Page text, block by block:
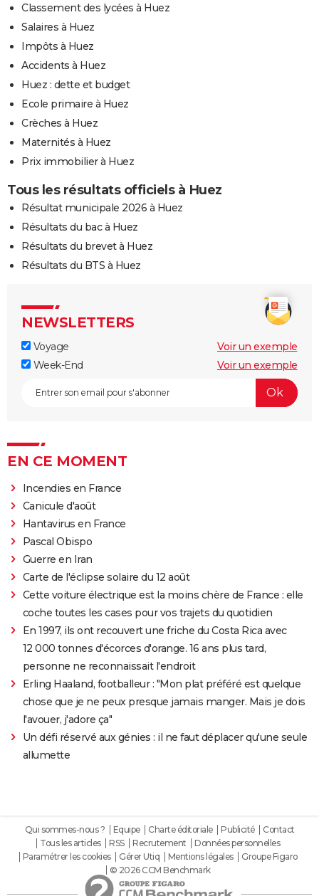
Classement des lycées à Huez
Salaires à Huez
Impôts à Huez
Accidents à Huez
Huez : dette et budget
Ecole primaire à Huez
Crèches à Huez
Maternités à Huez
Prix immobilier à Huez
Tous les résultats officiels à Huez
Résultat municipale 2026 à Huez
Résultats du bac à Huez
Résultats du brevet à Huez
Résultats du BTS à Huez
NEWSLETTERS
Voyage
Voir un exemple
Week-End
Voir un exemple
EN CE MOMENT
Incendies en France
Canicule d'août
Hantavirus en France
Pascal Obispo
Guerre en Iran
Carte de l'éclipse solaire du 12 août
Cette voiture électrique est la moins chère de France : elle
coche toutes les cases pour vos trajets du quotidien
En 1997, ils ont recouvert une friche du Costa Rica avec
12 000 tonnes d'écorces d'orange. 16 ans plus tard,
personne ne reconnaissait l'endroit
Erling Haaland, footballeur : "Mon plat préféré est quelque
chose que je ne peux presque jamais manger. Mais je dois
l'avouer, j'adore ça"
Un défi réservé aux génies : il ne faut déplacer qu'une seule
allumette
Qui sommes-nous ? Equipe Charte éditoriale Publicité
Contact
Tous les articles
RSS Recrutement
Données personnelles
Paramétrer les cookies
Gérer Utiq Mentions légales
Groupe Figaro
© 2026 CCM Benchmark